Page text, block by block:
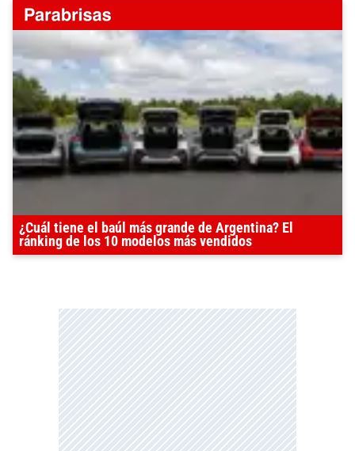
¿Cuál tiene el baúl más grande de Argentina? El
ránking de los 10 modelos más vendidos